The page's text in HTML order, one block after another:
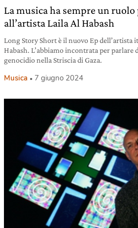
La musica ha sempre un
all’artista Laila Al Habash
Long Story Short è il nuovo Ep dell’artista
Habash. L’abbiamo incontrata per parlare
genocidio nella Striscia di Gaza.
Musica 7 giugno 2024